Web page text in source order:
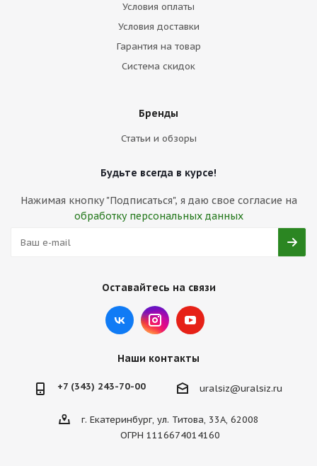
Условия оплаты
Условия доставки
Гарантия на товар
Система скидок
Бренды
Статьи и обзоры
Будьте всегда в курсе!
Нажимая кнопку "Подписаться", я даю свое согласие на
обработку персональных данных
Оставайтесь на связи
Наши контакты
+7 (343) 243-70-00 uralsiz@uralsiz.ru
г. Екатеринбург, ул. Титова, 33А, 62008
ОГРН 1116674014160